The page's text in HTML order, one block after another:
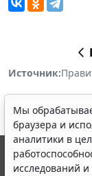
Источник:
Мы
браузера и
аналитики в
исследований
© ООО "НПП